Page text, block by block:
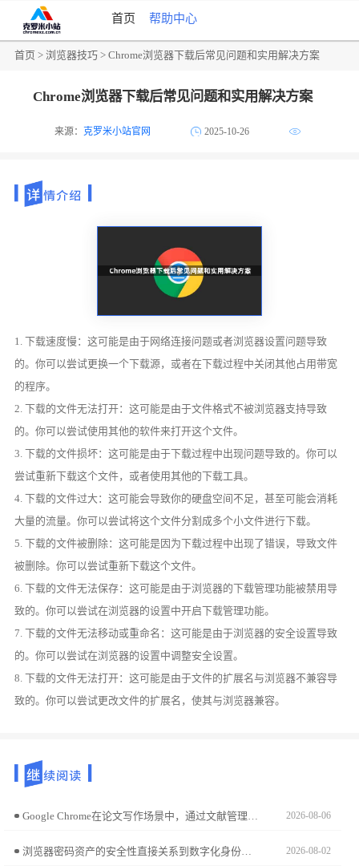
首页 帮助中心
首页 >浏览器技巧 > Chrome浏览器下载后常见问题和实用解决方案
Chrome浏览器下载后常见问题和实用解决方案
来源：克罗米小站官网 2025-10-26
1. 下载速度慢：这可能是由于网络连接问题或者浏览器设置问题导致
的。你可以尝试更换一个下载源，或者在下载过程中关闭其他占用带宽
的程序。
2. 下载的文件无法打开：这可能是由于文件格式不被浏览器支持导致
的。你可以尝试使用其他的软件来打开这个文件。
3. 下载的文件损坏：这可能是由于下载过程中出现问题导致的。你可以
尝试重新下载这个文件，或者使用其他的下载工具。
4. 下载的文件过大：这可能会导致你的硬盘空间不足，甚至可能会消耗
大量的流量。你可以尝试将这个文件分割成多个小文件进行下载。
5. 下载的文件被删除：这可能是因为下载过程中出现了错误，导致文件
被删除。你可以尝试重新下载这个文件。
6. 下载的文件无法保存：这可能是由于浏览器的下载管理功能被禁用导
致的。你可以尝试在浏览器的设置中开启下载管理功能。
7. 下载的文件无法移动或重命名：这可能是由于浏览器的安全设置导致
的。你可以尝试在浏览器的设置中调整安全设置。
8. 下载的文件无法打开：这可能是由于文件的扩展名与浏览器不兼容导
致的。你可以尝试更改文件的扩展名，使其与浏览器兼容。
2026-08-06
浏览器密码资产的安全性直接关系到数字化身份保护。本安全迁移教学演示如何将已存账号凭据全量导出至本地加密表格，助您实现资产的自主可控备份与安全平稳迁移。 2026-08-02